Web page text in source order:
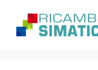
contenuto